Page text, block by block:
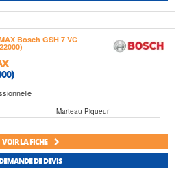
Marteau Piqueur
VOIR LA FICHE
DE DEVIS